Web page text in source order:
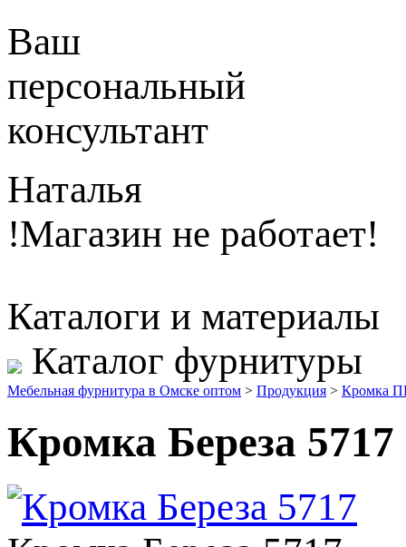
Ваш
персональный
консультант
Наталья
!Магазин не работает!
Каталоги и материалы
Каталог фурнитуры
Мебельная фурнитура в Омске оптом > Продукция > Кромка
Кромка Береза 5717